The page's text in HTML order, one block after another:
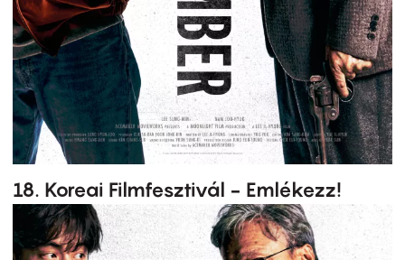
18. Koreai Filmfesztivál - Emlékezz!